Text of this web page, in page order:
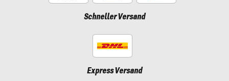
Schneller Versand
Express Versand